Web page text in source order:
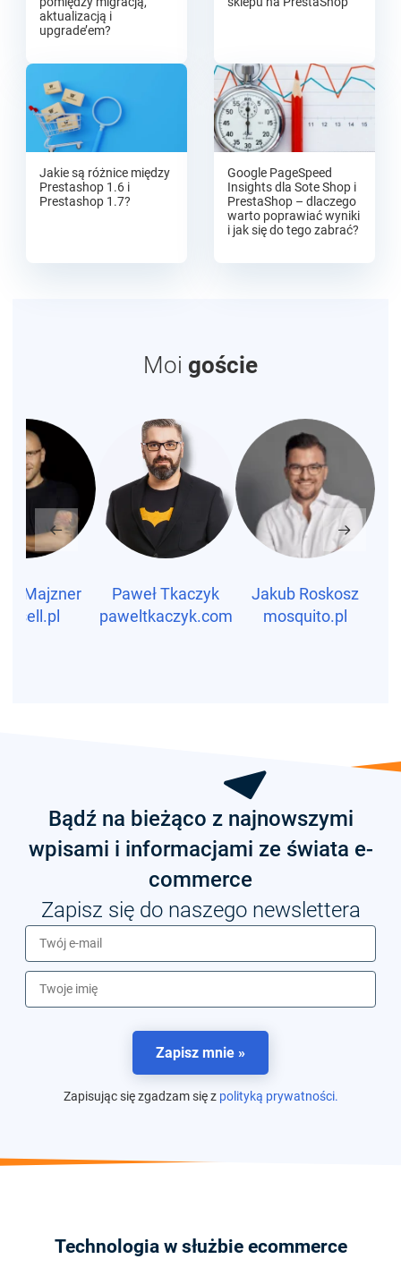
aktualizacją i
upgrade’em?
Jakie są różnice między
Prestashop 1.6 i
Prestashop 1.7?
Google PageSpeed
Insights dla Sote Shop i
PrestaShop – dlaczego
warto poprawiać wyniki
i jak się do tego zabrać?
Moi goście
Majzner
Paweł Tkaczyk
paweltkaczyk.com
Jakub Roskosz
mosquito.pl
Bądź na bieżąco z najnowszymi
wpisami i informacjami ze świata e-
commerce
Zapisz się do naszego newslettera
Zapisz mnie »
Zapisując się zgadzam się z polityką prywatności.
Technologia w służbie ecommerce